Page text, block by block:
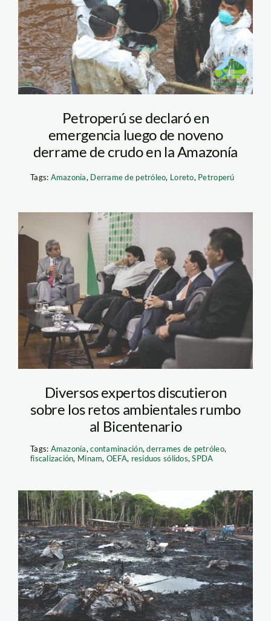
Petroperú se declaró en
emergencia luego de noveno
derrame de crudo en la Amazonía
Tags: Amazonía, Derrame de petróleo, Loreto, Petroperú
spda-30-aniversario-
panel-de-
inauguracion
Diversos expertos discutieron
sobre los retos ambientales rumbo
al Bicentenario
Tags: Amazonía,contaminación,derrames de petróleo,
fiscalización, Minam, OEFA, residuos sólidos,SPDA
derrame-el-comercio